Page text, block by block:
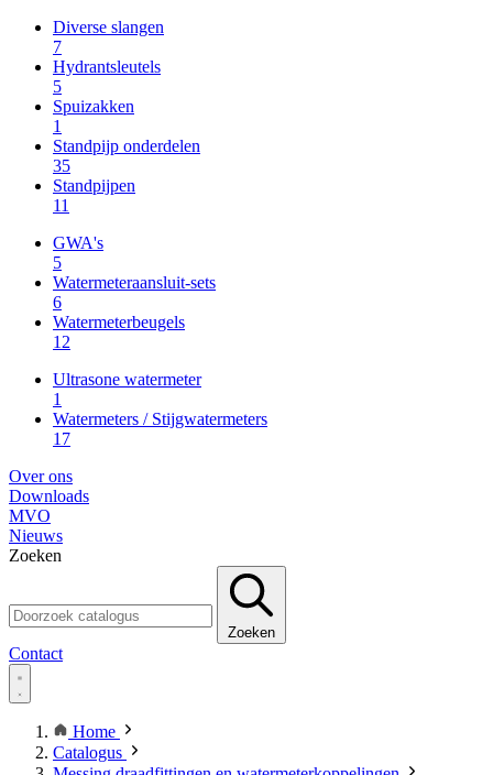
Diverse slangen
7
Hydrantsleutels
5
Spuizakken
1
Standpijp onderdelen
35
Standpijpen
11
GWA's
5
Watermeteraansluit-sets
6
Watermeterbeugels
12
Ultrasone watermeter
1
Watermeters / Stijgwatermeters
17
Over ons
Downloads
MVO
Nieuws
Zoeken
Zoeken
Contact
Home
Catalogus